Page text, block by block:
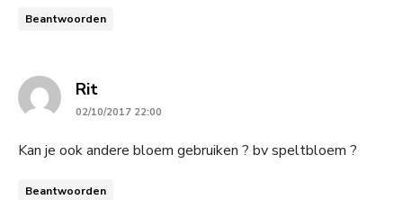
Beantwoorden
Ritsays:
02/10/2017 22:00
Kan je ook andere bloem gebruiken ? bv speltbloem ?
Beantwoorden